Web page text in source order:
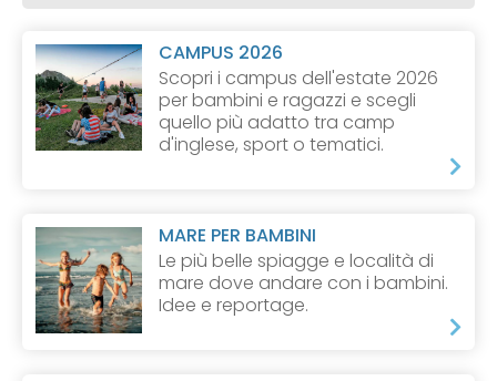
CAMPUS 2026
Scopri i campus dell'estate 2026
per bambini e ragazzi e scegli
quello più adatto tra camp
d'inglese, sport o tematici.
MARE PER BAMBINI
Le più belle spiagge e località di
mare dove andare con i bambini.
Idee e reportage.